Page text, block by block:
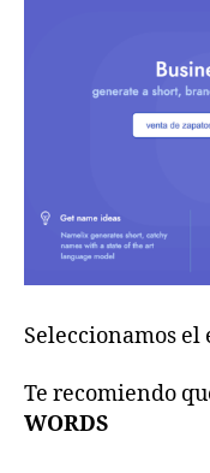
Seleccionamos
Te recomiendo
WORDS